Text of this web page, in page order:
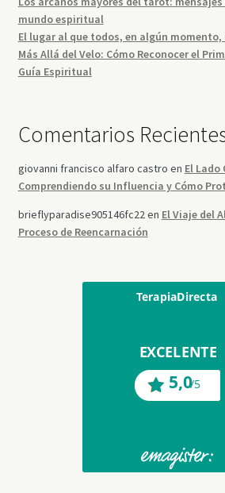
mundo espiritual
El lugar al que todos, en algún
Más Allá del Velo: Cómo Reconocer el
Guía Espiritual
Comentarios
giovanni francisco alfaro castro en El Lado
Comprendiendo su Influencia y Cómo
brieflyparadise905146fc22en El Viaje del
Proceso de Reencarnación